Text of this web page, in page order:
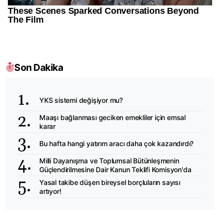
Son Dakika
YKS sistemi değişiyor mu?
Maaşı bağlanması geciken emekliler için emsal
karar
Bu hafta hangi yatırım aracı daha çok kazandırdı?
Milli Dayanışma ve Toplumsal Bütünleşmenin
Güçlendirilmesine Dair Kanun Teklifi Komisyon'da
Yasal takibe düşen bireysel borçluların sayısı
artıyor!